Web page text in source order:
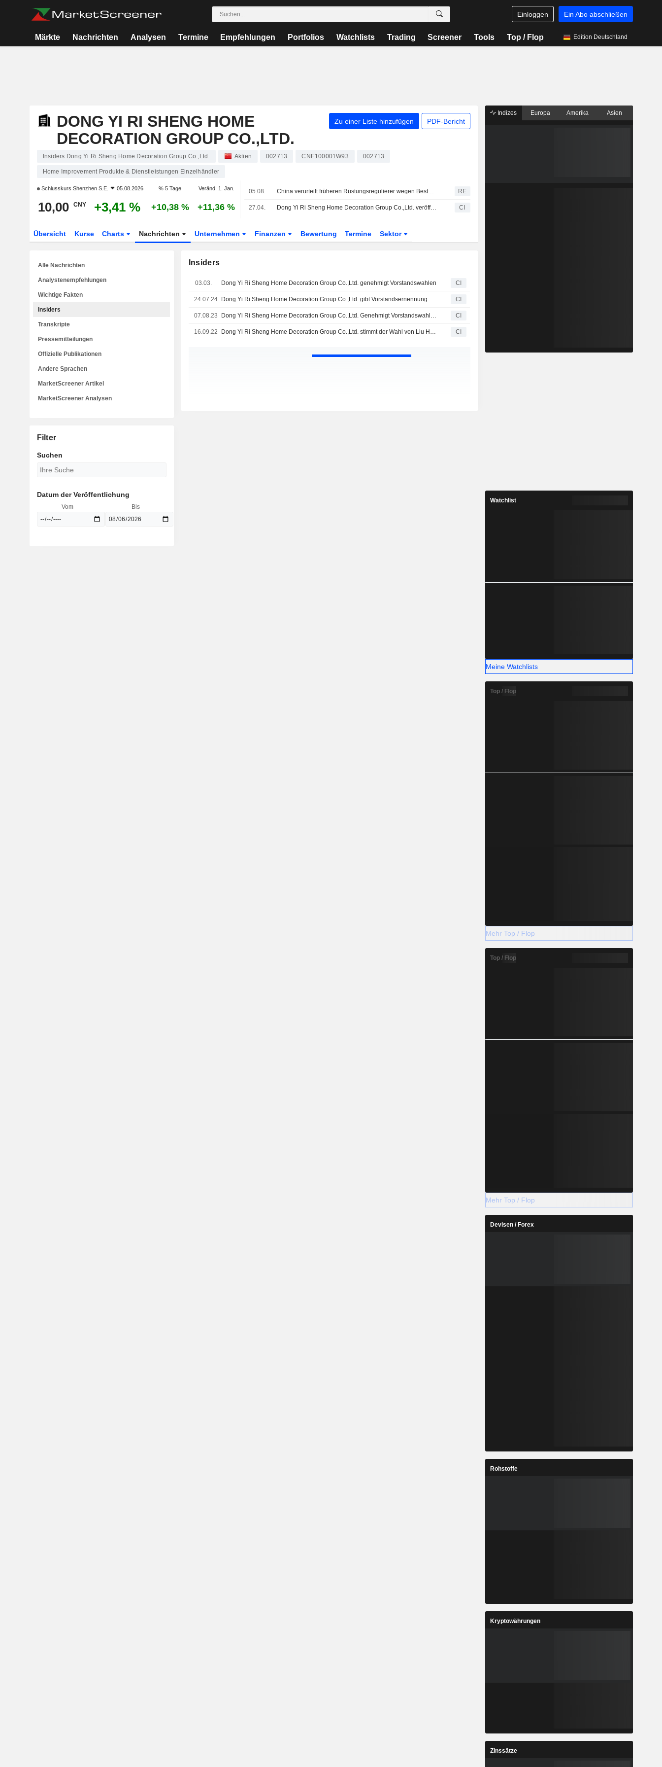
Einloggen Ein Abo abschließen
Märkte Nachrichten Analysen Termine Empfehlungen Portfolios Watchlists Trading Screener Tools Top / Flop Edition Deutschland
DONG YI RI SHENG HOME
DECORATION GROUP CO.,LTD.
Zu einer Liste hinzufügen PDF-Bericht
Insiders Dong Yi Ri Sheng Home Decoration Group Co.,Ltd. Aktien 002713 CNE100001W93 002713
Home Improvement Produkte & Dienstleistungen Einzelhändler
Schlusskurs Shenzhen S.E. 05.08.2026 % 5 Tage Veränd. 1. Jan.
10,00 CNY +3,41 % +10,38 % +11,36 %
05.08. China verurteilt früheren Rüstungsregulierer wegen Bestechlichkeit und Einflussnahme zu 10 Jahren Haft RE
27.04. Dong Yi Ri Sheng Home Decoration Group Co.,Ltd. veröffentlicht Ergebniszahlen für das erste Quartal zum 31. März 2026 CI
Übersicht Kurse Charts Nachrichten Unternehmen Finanzen Bewertung Termine Sektor
Insiders
03.03. Dong Yi Ri Sheng Home Decoration Group Co.,Ltd. genehmigt Vorstandswahlen CI
24.07.24 Dong Yi Ri Sheng Home Decoration Group Co.,Ltd. gibt Vorstandsernennungen bekannt CI
07.08.23 Dong Yi Ri Sheng Home Decoration Group Co.,Ltd. Genehmigt Vorstandswahlen CI
16.09.22 Dong Yi Ri Sheng Home Decoration Group Co.,Ltd. stimmt der Wahl von Liu Hao als nicht-unabhängiges Mitglied des Verwaltungsrats zu CI
Alle Nachrichten
Analystenempfehlungen
Wichtige Fakten
Insiders
Transkripte
Pressemitteilungen
Offizielle Publikationen
Andere Sprachen
MarketScreener Artikel
MarketScreener Analysen
Filter
Suchen
Datum der Veröffentlichung
Vom Bis
Indizes Europa Amerika Asien
Watchlist
Meine Watchlists
Top / Flop
Mehr Top / Flop
Top / Flop
Mehr Top / Flop
Devisen / Forex
Rohstoffe
Kryptowährungen
Zinssätze